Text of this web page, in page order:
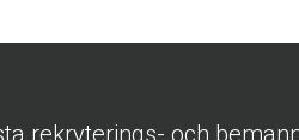
rekryterings- och